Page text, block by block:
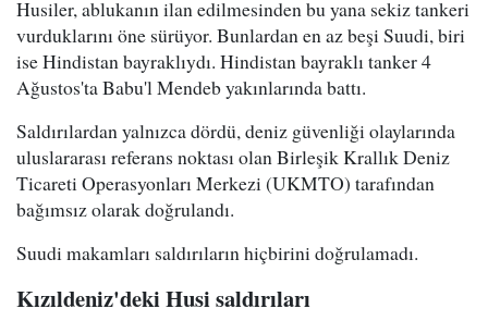
Husiler, ablukanın ilan edilmesinden bu yana sekiz tankeri
vurduklarını öne sürüyor. Bunlardan en az beşi Suudi, biri
ise Hindistan bayraklıydı. Hindistan bayraklı tanker 4
Ağustos'ta Babu'l Mendeb yakınlarında battı.
Saldırılardan yalnızca dördü, deniz güvenliği olaylarında
uluslararası referans noktası olan Birleşik Krallık Deniz
Ticareti Operasyonları Merkezi (UKMTO) tarafından
bağımsız olarak doğrulandı.
Suudi makamları saldırıların hiçbirini doğrulamadı.
Kızıldeniz'deki Husi saldırıları